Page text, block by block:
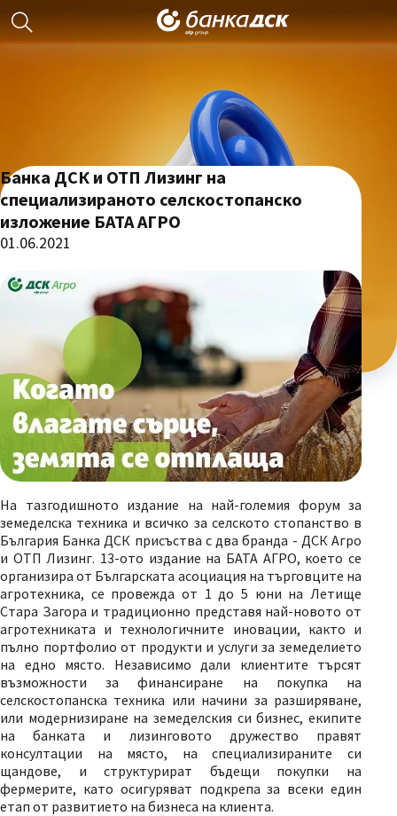
Банка ДСК и ОТП Лизинг на
специализираното селскостопанско
изложение БАТА АГРО
01.06.2021
На тазгодишното издание на най-големия форум за
земеделска техника и всичко за селското стопанство в
България Банка ДСК присъства с два бранда - ДСК Агро
и ОТП Лизинг. 13-ото издание на БАТА АГРО, което се
организира от Българската асоциация на търговците на
агротехника, се провежда от 1 до 5 юни на Летище
Стара Загора и традиционно представя най-новото от
агротехниката и технологичните иновации, както и
пълно портфолио от продукти и услуги за земеделието
на едно място. Независимо дали клиентите търсят
възможности за финансиране на покупка на
селскостопанска техника или начини за разширяване,
или модернизиране на земеделския си бизнес, екипите
на банката и лизинговото дружество правят
консултации на място, на специализираните си
щандове, и структурират бъдещи покупки на
фермерите, като осигуряват подкрепа за всеки един
етап от развитието на бизнеса на клиента.